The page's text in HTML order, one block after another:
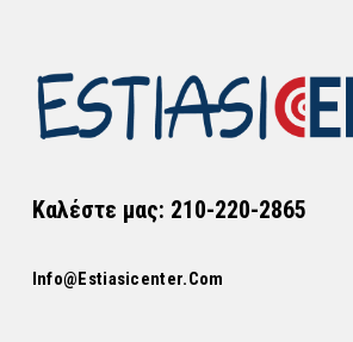
Καλέστε μας: 210-220-2865
Info@estiasicenter.com